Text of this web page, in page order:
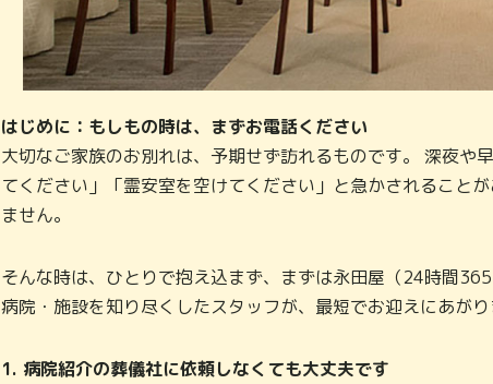
はじめに：もしもの時は、まずお電話ください
大切なご家族のお別れは、予期せず訪れるものです。 深夜や
てください」「霊安室を空けてください」と急かされること
ません。
そんな時は、ひとりで抱え込まず、まずは永田屋（24時間
病院・施設を知り尽くしたスタッフが、最短でお迎えにあがり
1. 病院紹介の葬儀社に依頼しなくても大丈夫です